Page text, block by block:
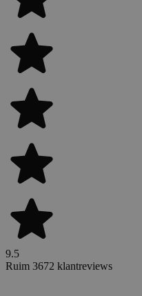
9.5
Ruim 3672 klantreviews